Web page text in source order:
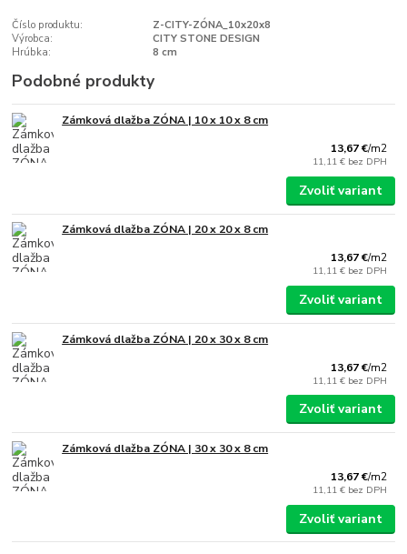
Číslo produktu:
Z-CITY-ZÓNA_10x20x8
Výrobca:
CITY STONE DESIGN
Hrúbka:
8 cm
Podobné produkty
Zámková dlažba ZÓNA | 10 x 10 x 8 cm
13,67 €/m2
11,11 € bez DPH
Zvoliť variant
Zámková dlažba ZÓNA | 20 x 20 x 8 cm
13,67 €/m2
11,11 € bez DPH
Zvoliť variant
Zámková dlažba ZÓNA | 20 x 30 x 8 cm
13,67 €/m2
11,11 € bez DPH
Zvoliť variant
Zámková dlažba ZÓNA | 30 x 30 x 8 cm
13,67 €/m2
11,11 € bez DPH
Zvoliť variant